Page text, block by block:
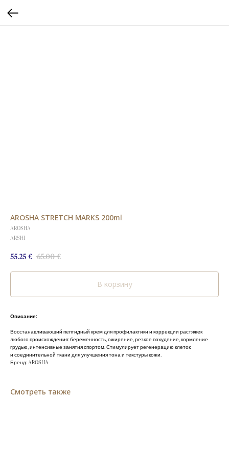
AROSHA STRETCH MARKS 200ml
AROSHA
ARSH1
55.25 € 65.00 €
В корзину
Описание:
Восстанавливающий пептидный крем для профилактики и коррекции растяжек
любого происхождения: беременность, ожирение, резкое похудение, кормление
грудью, интенсивные занятия спортом. Стимулирует регенерацию клеток
и соединительной ткани для улучшения тона и текстуры кожи.
Бренд: AROSHA
Смотреть также